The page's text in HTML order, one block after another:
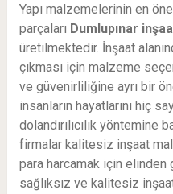
Yapı malzemelerinin en
parçaları Dumlupınar
üretilmektedir. İnşaat
çıkması için malzeme
ve güvenirliliğine ayrı bir
insanların hayatlarını hiç
dolandırılıcılık yöntemine
firmalar kalitesiz inşaat
para harcamak için elinden
sağlıksız ve kalitesiz